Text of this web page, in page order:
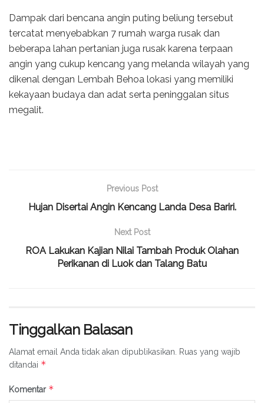
Dampak dari bencana angin puting beliung tersebut
tercatat menyebabkan 7 rumah warga rusak dan
beberapa lahan pertanian juga rusak karena terpaan
angin yang cukup kencang yang melanda wilayah yang
dikenal dengan Lembah Behoa lokasi yang memiliki
kekayaan budaya dan adat serta peninggalan situs
megalit.
Previous Post
Hujan Disertai Angin Kencang Landa Desa Bariri.
Next Post
ROA Lakukan Kajian Nilai Tambah Produk Olahan
Perikanan di Luok dan Talang Batu
Tinggalkan Balasan
Alamat email Anda tidak akan dipublikasikan.
Ruas yang wajib
ditandai *
Komentar *